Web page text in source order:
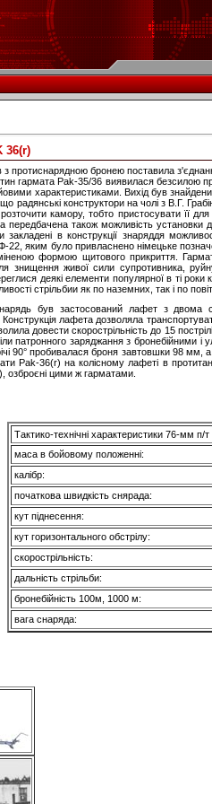
36(r)
з протиснарядною бронею поставила
гармата Pak-35/36 виявилася безсилою
характеристиками. Вихід був
конструктори на чолі з В.Г.
камору, тобто пристосувати її
передбачена також можливість установки
в конструкції знаряддя
22, яким було привласнено німецьке
формою щитового прикриття.
знищення живої сили супротивника,
деякі елементи популярної в ті
стрільбии як по наземних, так і по
був застосований лафет з
Конструкція лафета дозволяла
довести скорострільність до 15
патронного заряджання з бронебійними
90° пробивалася броня завтовшки 98
Pak-36(r) на колісному лафеті в
озброєні цими ж гарматами.
Тактико-технічні характеристики 76-мм п/
маса в бойовому положенні:
калібр:
початкова швидкість снярада:
кут піднесення:
кут горизонтального обстрілу:
скорострільність:
дальність стрільби:
бронебійність 100м, 1000 м:
вага снаряда: